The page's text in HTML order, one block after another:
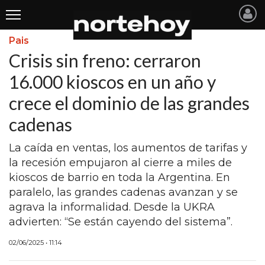
Últimas
Noticias
INICIO
NOTICIAS RECIENTES
SAN NICOLAS
RAMALLO
SAN PEDRO
PROVINCIA
PAIS
Pais
Crisis sin freno: cerraron
16.000 kioscos en un año y
crece el dominio de las grandes
cadenas
La caída en ventas, los aumentos de tarifas y
la recesión empujaron al cierre a miles de
kioscos de barrio en toda la Argentina. En
paralelo, las grandes cadenas avanzan y se
agrava la informalidad. Desde la UKRA
advierten: “Se están cayendo del sistema”.
02/06/2025 • 11:14